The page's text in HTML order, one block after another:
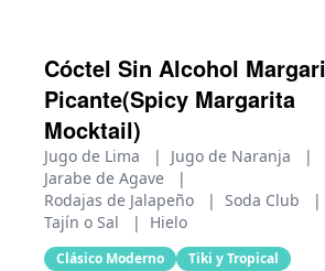
Cóctel Sin Alcohol
Picante(Spicy Margarita
Mocktail)
Jugo de Lima | Jugo de Naranja
|
Jarabe de Agave
|
Rodajas de Jalapeño
| Soda Club
|
Tajín o Sal
| Hielo
Clásico Moderno
Tiki y Tropical